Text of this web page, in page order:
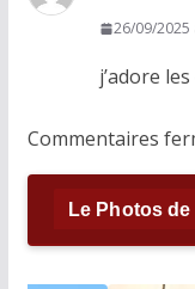
26/09/2025
j’adore
Commentaires
Le Photos